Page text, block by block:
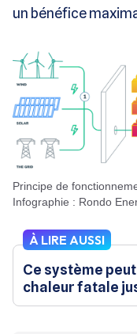
un bénéfice
Principe de fonctionnement de la batterie de chaleur Rondo /
Infographie : Rondo
À LIRE AUSSI
Ce système
chaleur fatale